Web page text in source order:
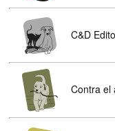
C&D
Contra el